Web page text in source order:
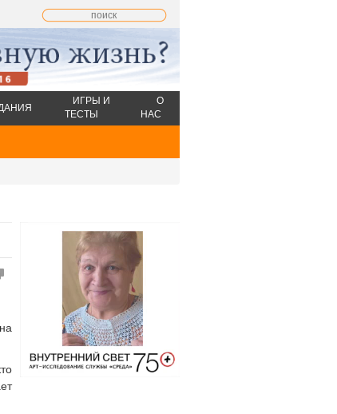
ИГРЫ И
ТЕСТЫ
О
НАС